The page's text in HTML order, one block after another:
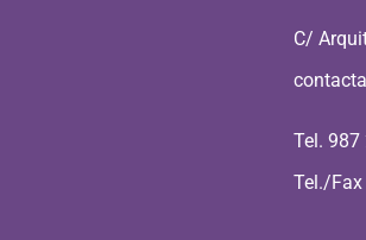
C/
Tel.
Tel./